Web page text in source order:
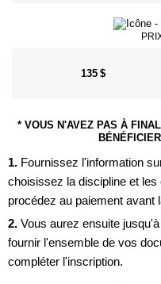
135 $
* VOUS N'AVEZ PAS À
1. Fournissez l'information
choisissez la discipline et
procédez au paiement avant
2. Vous aurez ensuite
fournir l'ensemble de vos
compléter l'inscription.